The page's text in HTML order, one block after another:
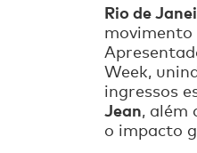
Rio de
movimento
Week,
ingressos
Jean, além
o impacto